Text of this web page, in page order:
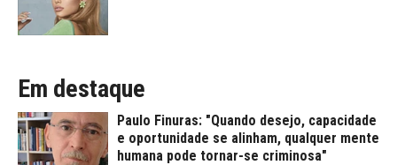
Em destaque
Paulo Finuras: "Quando desejo, capacidade
e oportunidade se alinham, qualquer mente
humana pode tornar-se criminosa"